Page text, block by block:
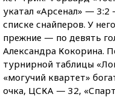
укатал «Арсенал» — 3:2
списке снайперов. У
прежние — по девять
Александра Кокорина.
турнирной таблицы
«могучий квартет»
очка, ЦСКА — 32,